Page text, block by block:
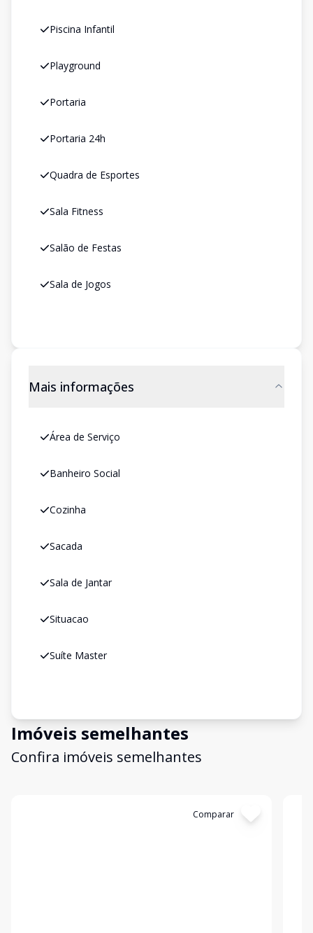
Piscina Infantil
Playground
Portaria
Portaria 24h
Quadra de Esportes
Sala Fitness
Salão de Festas
Sala de Jogos
Mais informações
Área de Serviço
Banheiro Social
Cozinha
Sacada
Sala de Jantar
Situacao
Suíte Master
Imóveis semelhantes
Confira imóveis semelhantes
Comparar